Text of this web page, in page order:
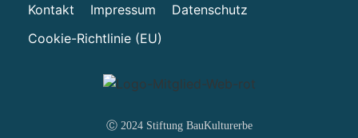
Kontakt Impressum
Datenschutz
Cookie-Richtlinie (EU)
Ⓒ 2024 Stiftung BauKulturerbe